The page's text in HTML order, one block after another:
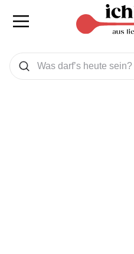
Was wollen Sie suchen
Suchen